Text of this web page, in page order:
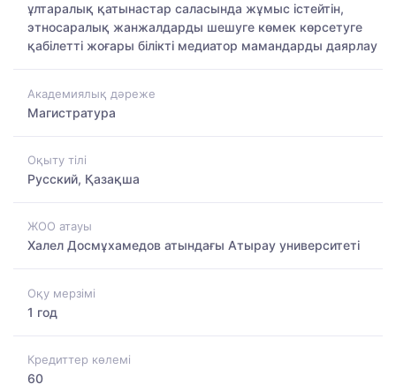
ұлтаралық қатынастар саласында жұмыс істейтін,
этносаралық жанжалдарды шешуге көмек көрсетуге
қабілетті жоғары білікті медиатор мамандарды даярлау
Академиялық дәреже
Магистратура
Оқыту тілі
Русский, Қазақша
ЖОО атауы
Халел Досмұхамедов атындағы Атырау университеті
Оқу мерзімі
1 год
Кредиттер көлемі
60